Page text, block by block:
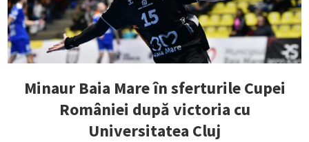
Minaur Baia Mare în sferturile Cupei
României după victoria cu
Universitatea Cluj